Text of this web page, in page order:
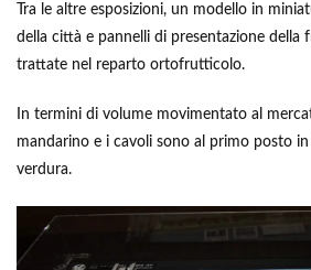
Tra le altre esposizioni, un modello in
della città e pannelli di presentazione della
trattate nel reparto ortofrutticolo.
In termini di volume movimentato al
mandarino e i cavoli sono al primo posto
verdura.